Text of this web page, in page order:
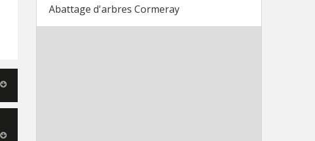
Abattage d'arbres Cormeray